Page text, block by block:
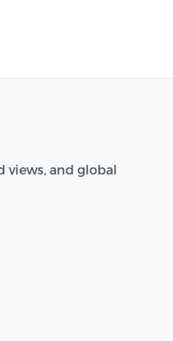
views, and global